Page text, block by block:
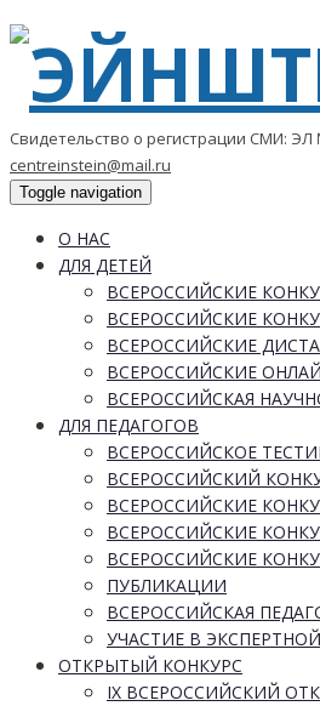
Свидетельство о регистрации СМИ: ЭЛ
centreinstein@mail.ru
Toggle navigation
О НАС
ДЛЯ ДЕТЕЙ
ВСЕРОССИЙСКИЕ
ВСЕРОССИЙСКИЕ
ВСЕРОССИЙСКИЕ
ВСЕРОССИЙСКИЕ
ВСЕРОССИЙСКАЯ
ДЛЯ ПЕДАГОГОВ
ВСЕРОССИЙСКОЕ
ВСЕРОССИЙСКИЙ
ВСЕРОССИЙСКИЕ
ВСЕРОССИЙСКИЕ
ВСЕРОССИЙСКИЕ
ПУБЛИКАЦИИ
ВСЕРОССИЙСКАЯ
УЧАСТИЕ В
ОТКРЫТЫЙ КОНКУРС
IX ВСЕРОССИЙСКИЙ